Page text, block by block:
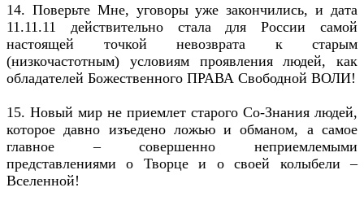
14. Поверьте Мне, уговоры уже закончились, и дата
11.11.11 действительно стала для России самой
настоящей точкой невозврата к старым
(низкочастотным) условиям проявления людей, как
обладателей Божественного ПРАВА Свободной ВОЛИ!
15. Новый мир не приемлет старого Со-Знания людей,
которое давно изъедено ложью и обманом, а самое
главное – совершенно неприемлемыми
представлениями о Творце и о своей колыбели –
Вселенной!